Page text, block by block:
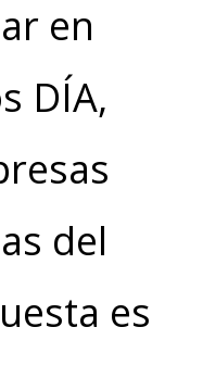
en
DÍA,
del
es